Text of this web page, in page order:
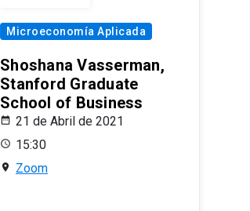
Microeconomía Aplicada
Shoshana Vasserman,
Stanford Graduate
School of Business
21 de Abril de 2021
15:30
Zoom